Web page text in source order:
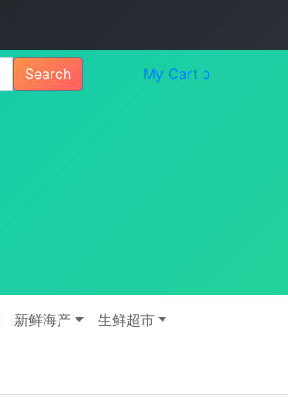
Search My Cart 0
新鲜海产 生鲜超市